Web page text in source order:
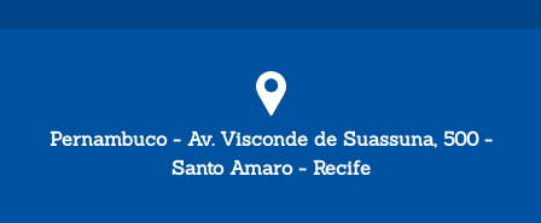
Pernambuco - Av. Visconde de Suassuna, 500 -
Santo Amaro - Recife